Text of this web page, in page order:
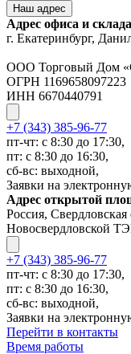
Наш адрес
Адрес офиса и
г. Екатеринбург,
ООО Торговый Дом
ОГРН 1169658097223
ИНН 6670440791
+7 (343) 385-96-77
пт-чт: с 8:30 до 17:30,
пт: с 8:30 до 16:30,
сб-вс: выходной,
Заявки на
Адрес открытой
Россия,
Новосвердловской
+7 (343) 385-96-77
пт-чт: с 8:30 до 17:30,
пт: с 8:30 до 16:30,
сб-вс: выходной,
Заявки на
Перейти в контакты
Время работы